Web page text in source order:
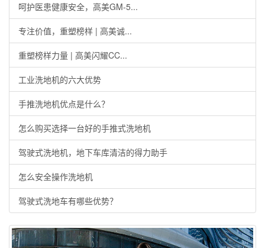
呵护医患健康安全，高美GM-5...
专注价值，重塑榜样 | 高美诚...
重塑榜样力量 | 高美闪耀CC...
工业洗地机的六大优势
手推洗地机优点是什么？
怎么购买选择一台好的手推式洗地机
驾驶式洗地机，地下车库清洁的得力助手
怎么安全操作洗地机
驾驶式洗地车有哪些优势？